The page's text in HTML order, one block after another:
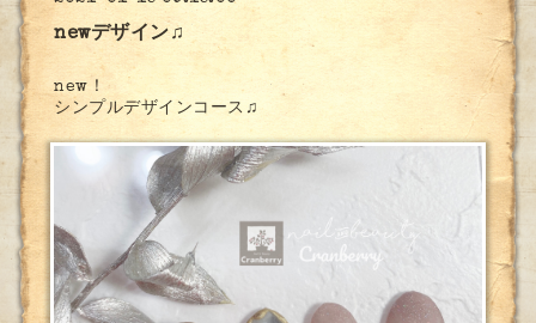
newデザイン♫
new！
シンプルデザインコース♫